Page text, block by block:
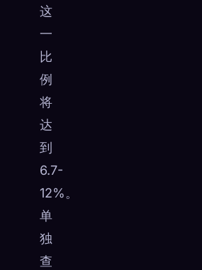
这
一
比
例
将
达
到
6.7-
12%。
单
独
查